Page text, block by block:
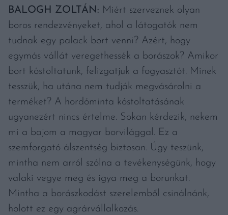
BALOGH ZOLTÁN: Miért szerveznek olyan
boros rendezvényeket, ahol a látogatók nem
tudnak egy palack bort venni? Azért, hogy
egymás vállát veregethessék a borászok? Amikor
bort kóstoltatunk, felizgatjuk a fogyasztót. Minek
tesszük, ha utána nem tudják megvásárolni a
terméket? A hordóminta kóstoltatásának
ugyanezért nincs értelme. Sokan kérdezik, nekem
mi a bajom a magyar borvilággal. Ez a
szemforgató álszentség biztosan. Úgy teszünk,
mintha nem arról szólna a tevékenységünk, hogy
valaki vegye meg és igya meg a borunkat.
Mintha a borászkodást szerelemből csinálnánk,
holott ez egy agrárvállalkozás.